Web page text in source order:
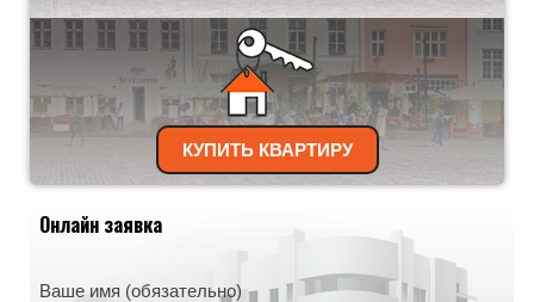
КУПИТЬ КВАРТИРУ
Онлайн заявка
Ваше имя (обязательно)